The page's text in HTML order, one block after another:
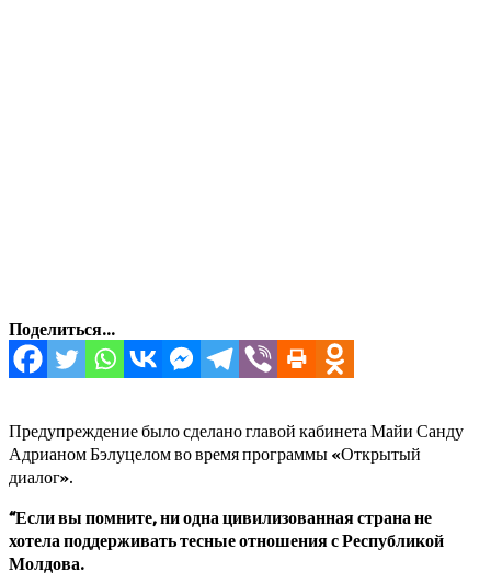
Поделиться...
Предупреждение было сделано главой кабинета Майи Санду
Адрианом Бэлуцелом во время программы «Открытый
диалог».
“Если вы помните, ни одна цивилизованная страна не
хотела поддерживать тесные отношения с Республикой
Молдова.